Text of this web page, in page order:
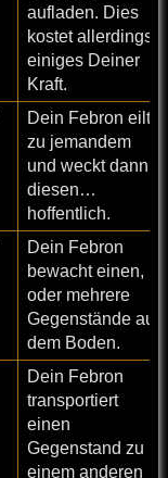
aufladen. Dies
kostet allerdings
einiges Deiner
Kraft.
Dein Febron eilt
zu jemandem
und weckt dann
diesen…
hoffentlich.
Dein Febron
bewacht einen,
oder mehrere
Gegenstände auf
dem Boden.
Dein Febron
transportiert
einen
Gegenstand zu
einem anderen